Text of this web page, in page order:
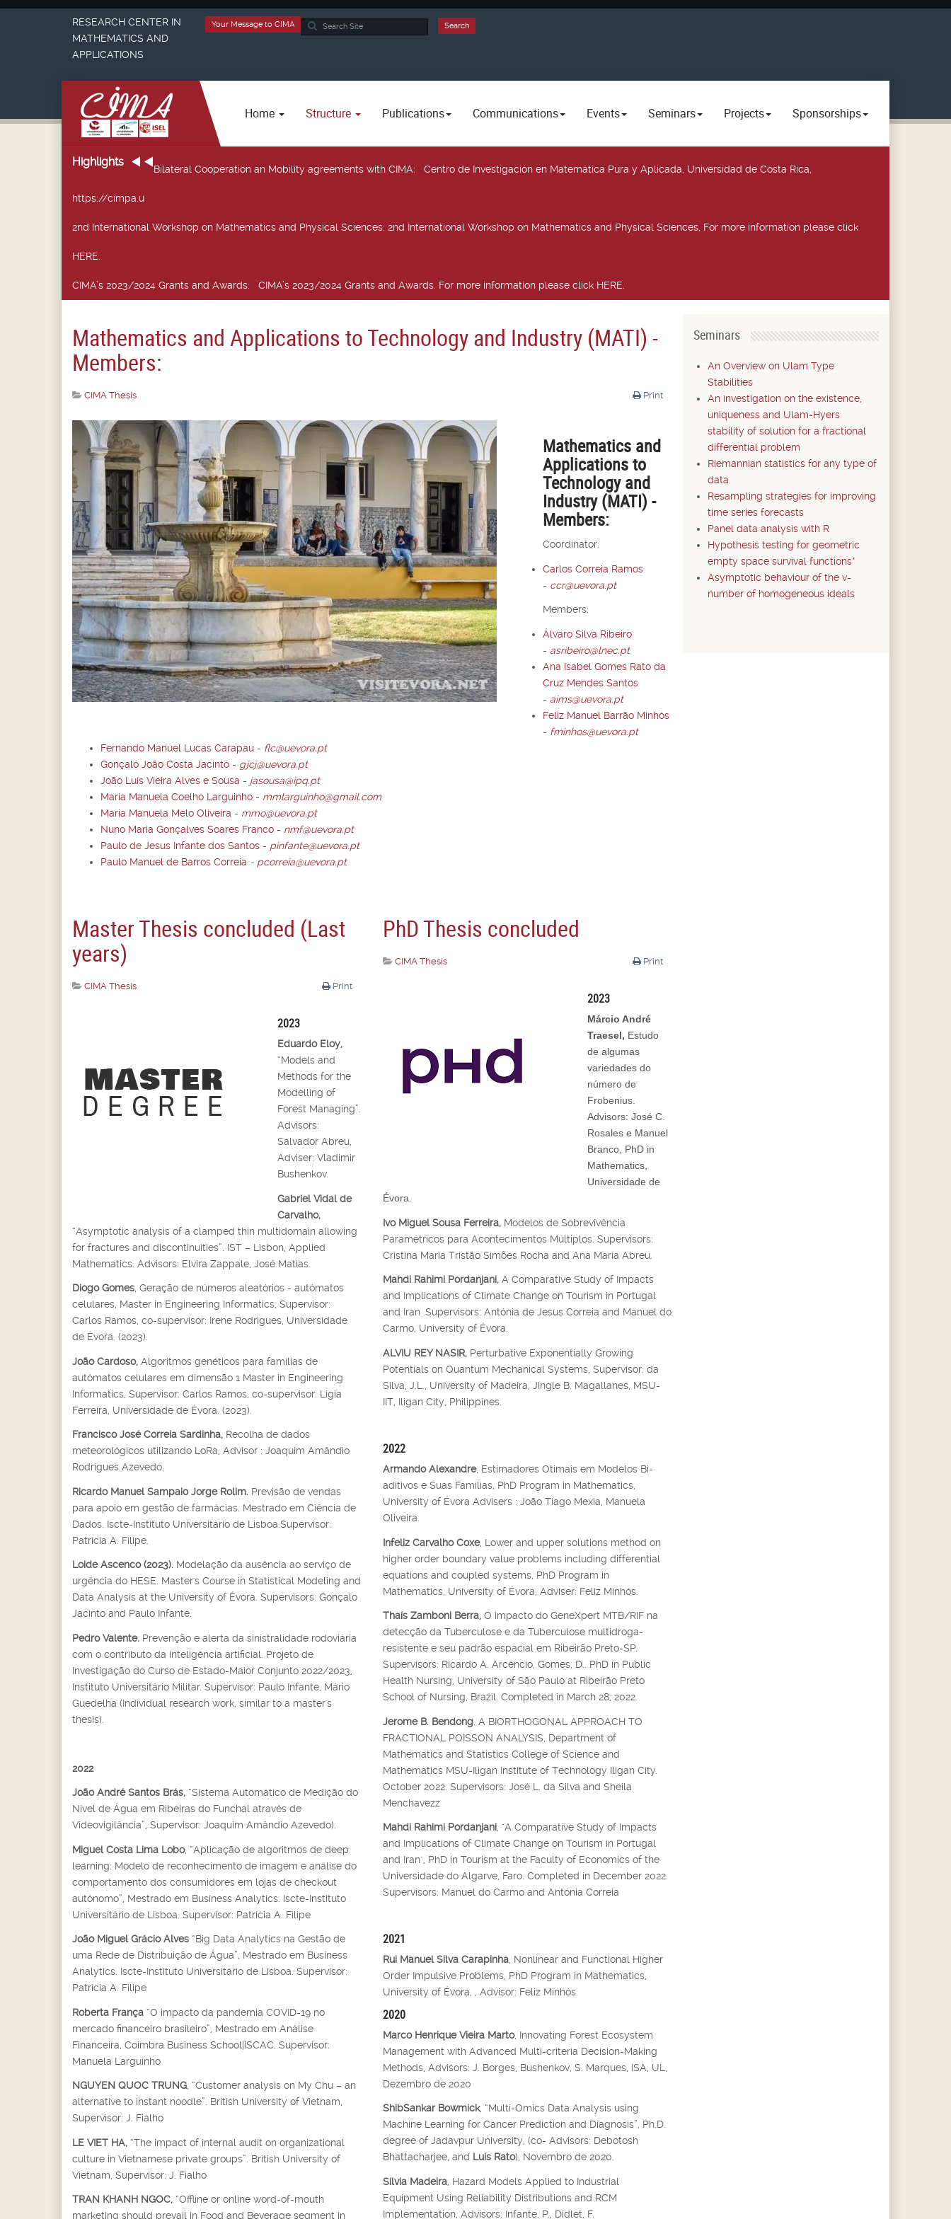
Search
Search
Your Message to CIMA
RESEARCH CENTER IN
MATHEMATICS AND
APPLICATIONS
Home Structure Publications Communications Events Seminars Projects Sponsorships
Highlights
Bilateral Cooperation an Mobility agreements with CIMA: Centro de Investigación en Matemática Pura y Aplicada, Universidad de Costa Rica,
https://cimpa.u
2nd International Workshop on Mathematics and Physical Sciences: 2nd International Workshop on Mathematics and Physical Sciences, For more information please click
HERE.
CIMA’s 2023/2024 Grants and Awards: CIMA’s 2023/2024 Grants and Awards. For more information please click HERE.
Mathematics and Applications to Technology and Industry (MATI) -
Members:
Print
CIMA Thesis
Mathematics and
Applications to
Technology and
Industry (MATI) -
Members:
Coordinator:
Carlos Correia Ramos
- ccr@uevora.pt
Members:
Álvaro Silva Ribeiro
- asribeiro@lnec.pt
Ana Isabel Gomes Rato da
Cruz Mendes Santos
- aims@uevora.pt
Feliz Manuel Barrão Minhós
- fminhos@uevora.pt
Fernando Manuel Lucas Carapau - flc@uevora.pt
Gonçalo João Costa Jacinto - gjcj@uevora.pt
João Luís Vieira Alves e Sousa - jasousa@ipq.pt
Maria Manuela Coelho Larguinho - mmlarguinho@gmail.com
Maria Manuela Melo Oliveira - mmo@uevora.pt
Nuno Maria Gonçalves Soares Franco - nmf@uevora.pt
Paulo de Jesus Infante dos Santos - pinfante@uevora.pt
Paulo Manuel de Barros Correia - pcorreia@uevora.pt
Master Thesis concluded (Last
years)
Print
CIMA Thesis
2023
Eduardo Eloy,
“Models and
Methods for the
Modelling of
Forest Managing”.
Advisors:
Salvador Abreu,
Adviser: Vladimir
Bushenkov.
Gabriel Vidal de
Carvalho,
“Asymptotic analysis of a clamped thin multidomain allowing
for fractures and discontinuities”. IST – Lisbon, Applied
Mathematics. Advisors: Elvira Zappale, José Matias.
Diogo Gomes, Geração de números aleatórios - autómatos
celulares, Master in Engineering Informatics, Supervisor:
Carlos Ramos, co-supervisor: Irene Rodrigues, Universidade
de Évora. (2023).
João Cardoso, Algoritmos genéticos para famílias de
autómatos celulares em dimensão 1 Master in Engineering
Informatics, Supervisor: Carlos Ramos, co-supervisor: Lígia
Ferreira, Universidade de Évora. (2023).
Francisco José Correia Sardinha, Recolha de dados
meteorológicos utilizando LoRa, Advisor : Joaquim Amândio
Rodrigues Azevedo.
Ricardo Manuel Sampaio Jorge Rolim. Previsão de vendas
para apoio em gestão de farmácias. Mestrado em Ciência de
Dados. Iscte-Instituto Universitário de Lisboa.Supervisor:
Patrícia A. Filipe.
Loide Ascenco (2023). Modelação da ausência ao serviço de
urgência do HESE. Master's Course in Statistical Modeling and
Data Analysis at the University of Évora. Supervisors: Gonçalo
Jacinto and Paulo Infante.
Pedro Valente. Prevenção e alerta da sinistralidade rodoviária
com o contributo da inteligência artificial. Projeto de
Investigação do Curso de Estado-Maior Conjunto 2022/2023,
Instituto Universitário Militar. Supervisor: Paulo Infante, Mário
Guedelha (Individual research work, similar to a master's
thesis).
2022
João André Santos Brás, “Sistema Automático de Medição do
Nível de Água em Ribeiras do Funchal através de
Videovigilância”, Supervisor: Joaquim Amândio Azevedo).
Miguel Costa Lima Lobo, “Aplicação de algoritmos de deep
learning: Modelo de reconhecimento de imagem e análise do
comportamento dos consumidores em lojas de checkout
autónomo”, Mestrado em Business Analytics. Iscte-Instituto
Universitário de Lisboa. Supervisor: Patrícia A. Filipe
João Miguel Grácio Alves “Big Data Analytics na Gestão de
uma Rede de Distribuição de Água”, Mestrado em Business
Analytics. Iscte-Instituto Universitário de Lisboa. Supervisor:
Patrícia A. Filipe
Roberta França “O impacto da pandemia COVID-19 no
mercado financeiro brasileiro”, Mestrado em Análise
Financeira, Coimbra Business School|ISCAC. Supervisor:
Manuela Larguinho
NGUYEN QUOC TRUNG, “Customer analysis on My Chu – an
alternative to instant noodle”. British University of Vietnam,
Supervisor: J. Fialho
LE VIET HA, “The impact of internal audit on organizational
culture in Vietnamese private groups”. British University of
Vietnam, Supervisor: J. Fialho
TRAN KHANH NGOC, “Offline or online word-of-mouth
marketing should prevail in Food and Beverage segment in
PhD Thesis concluded
Print
CIMA Thesis
2023
Márcio André
Traesel, Estudo
de algumas
variedades do
número de
Frobenius.
Advisors: José C.
Rosales e Manuel
Branco, PhD in
Mathematics,
Universidade de
Évora.
Ivo Miguel Sousa Ferreira, Modelos de Sobrevivência
Paramétricos para Acontecimentos Múltiplos. Supervisors:
Cristina Maria Tristão Simões Rocha and Ana Maria Abreu.
Mahdi Rahimi Pordanjani, A Comparative Study of Impacts
and Implications of Climate Change on Tourism in Portugal
and Iran .Supervisors: Antónia de Jesus Correia and Manuel do
Carmo, University of Évora.
ALVIU REY NASIR, Perturbative Exponentially Growing
Potentials on Quantum Mechanical Systems, Supervisor: da
Silva, J.L., University of Madeira, Jingle B. Magallanes, MSU-
IIT, Iligan City, Philippines.
2022
Armando Alexandre, Estimadores Otimais em Modelos Bi-
aditivos e Suas Famílias, PhD Program in Mathematics,
University of Évora Advisers : João Tiago Mexia, Manuela
Oliveira.
Infeliz Carvalho Coxe, Lower and upper solutions method on
higher order boundary value problems including differential
equations and coupled systems, PhD Program in
Mathematics, University of Évora, Adviser: Feliz Minhós.
Thaís Zamboni Berra,O impacto do GeneXpert MTB/RIF na
detecção da Tuberculose e da Tuberculose multidroga-
resistente e seu padrão espacial em Ribeirão Preto-SP.
Supervisors: Ricardo A. Arcêncio, Gomes, D.. PhD in Public
Health Nursing, University of São Paulo at Ribeirão Preto
School of Nursing, Brazil. Completed in March 28, 2022.
Jerome B. Bendong. A BIORTHOGONAL APPROACH TO
FRACTIONAL POISSON ANALYSIS, Department of
Mathematics and Statistics College of Science and
Mathematics MSU-Iligan Institute of Technology Iligan City.
October 2022. Supervisors: José L. da Silva and Sheila
Menchavezz
Mahdi Rahimi Pordanjani, "A Comparative Study of Impacts
and Implications of Climate Change on Tourism in Portugal
and Iran", PhD in Tourism at the Faculty of Economics of the
Universidade do Algarve, Faro. Completed in December 2022.
Supervisors: Manuel do Carmo and Antónia Correia
2021
Rui Manuel Silva Carapinha, Nonlinear and Functional Higher
Order Impulsive Problems, PhD Program in Mathematics,
University of Évora, , Advisor: Feliz Minhós.
2020
Marco Henrique Vieira Marto, Innovating Forest Ecosystem
Management with Advanced Multi-criteria Decision-Making
Methods, Advisors: J. Borges, Bushenkov, S. Marques, ISA, UL,
Dezembro de 2020
ShibSankar Bowmick, “Multi-Omics Data Analysis using
Machine Learning for Cancer Prediction and Diagnosis”, Ph.D.
degree of Jadavpur University, (co- Advisors: Debotosh
Bhattacharjee, and Luís Rato), Novembro de 2020.
Sílvia Madeira, Hazard Models Applied to Industrial
Equipment Using Reliability Distributions and RCM
Implementation, Advisors: Infante, P., Didlet, F.
Seminars
An Overview on Ulam Type
Stabilities
An investigation on the existence,
uniqueness and Ulam-Hyers
stability of solution for a fractional
differential problem
Riemannian statistics for any type of
data
Resampling strategies for improving
time series forecasts
Panel data analysis with R
Hypothesis testing for geometric
empty space survival functions*
Asymptotic behaviour of the v-
number of homogeneous ideals